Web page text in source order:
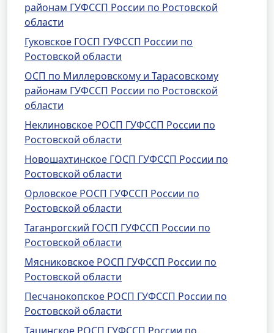
районам ГУФССП России по Ростовской
области
Гуковское ГОСП ГУФССП России по
Ростовской области
ОСП по Миллеровскому и Тарасовскому
районам ГУФССП России по Ростовской
области
Неклиновское РОСП ГУФССП России по
Ростовской области
Новошахтинское ГОСП ГУФССП России по
Ростовской области
Орловское РОСП ГУФССП России по
Ростовской области
Таганрогский ГОСП ГУФССП России по
Ростовской области
Мясниковское РОСП ГУФССП России по
Ростовской области
Песчанокопское РОСП ГУФССП России по
Ростовской области